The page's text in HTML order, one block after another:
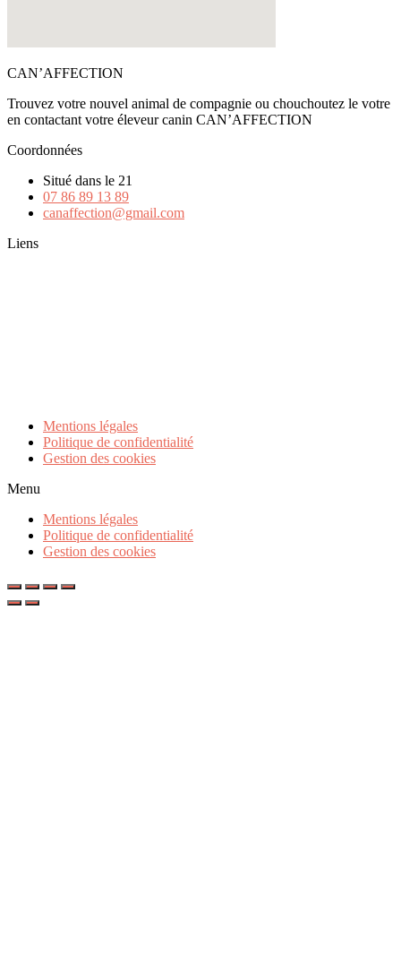
CAN’AFFECTION
Trouvez votre nouvel animal de compagnie ou chouchoutez le votre
en contactant votre éleveur canin CAN’AFFECTION
Coordonnées
Situé dans le 21
07 86 89 13 89
canaffection@gmail.com
Liens
Mentions légales
Politique de confidentialité
Gestion des cookies
Menu
Mentions légales
Politique de confidentialité
Gestion des cookies